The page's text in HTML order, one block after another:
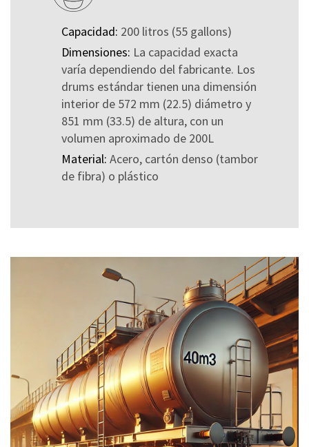
Capacidad: 200 litros (55 gallons)
Dimensiones: La capacidad exacta
varía dependiendo del fabricante. Los
drums estándar tienen una dimensión
interior de 572 mm (22.5) diámetro y
851 mm (33.5) de altura, con un
volumen aproximado de 200L
Material: Acero, cartón denso (tambor
de fibra) o plástico